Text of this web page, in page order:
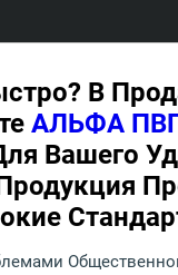
В
АЛЬФА
Вашего